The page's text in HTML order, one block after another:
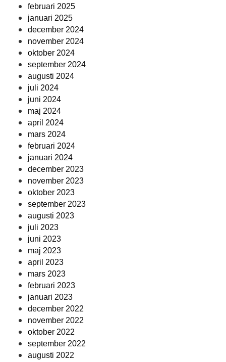
februari 2025
januari 2025
december 2024
november 2024
oktober 2024
september 2024
augusti 2024
juli 2024
juni 2024
maj 2024
april 2024
mars 2024
februari 2024
januari 2024
december 2023
november 2023
oktober 2023
september 2023
augusti 2023
juli 2023
juni 2023
maj 2023
april 2023
mars 2023
februari 2023
januari 2023
december 2022
november 2022
oktober 2022
september 2022
augusti 2022